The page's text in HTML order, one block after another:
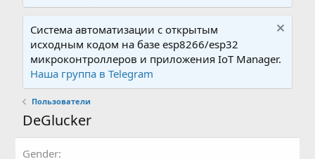
Система автоматизации с открытым
исходным кодом на базе esp8266/esp32
микроконтроллеров и приложения IoT Manager.
Наша группа в Telegram
Пользователи
DeGlucker
Gender